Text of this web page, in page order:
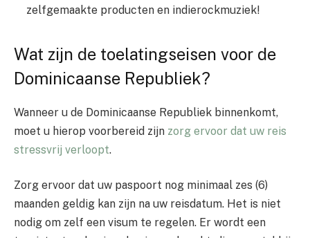
zelfgemaakte producten en indierockmuziek!
Wat zijn de toelatingseisen voor de
Dominicaanse Republiek?
Wanneer u de Dominicaanse Republiek binnenkomt,
moet u hierop voorbereid zijn zorg ervoor dat uw reis
stressvrij verloopt.
Zorg ervoor dat uw paspoort nog minimaal zes (6)
maanden geldig kan zijn na uw reisdatum. Het is niet
nodig om zelf een visum te regelen. Er wordt een